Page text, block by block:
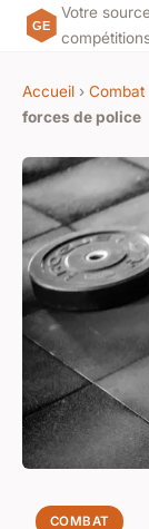
Votre
Accueil › Combat
forces de police
COMBAT